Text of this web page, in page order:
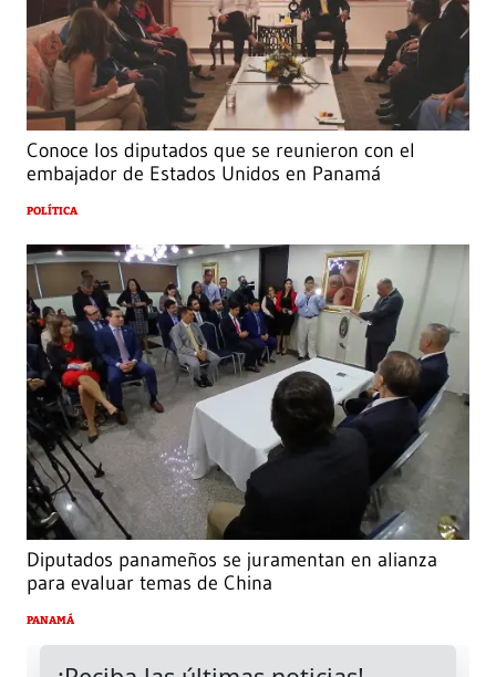
Conoce los diputados que se reunieron con el
embajador de Estados Unidos en Panamá
POLÍTICA
Diputados panameños se juramentan en alianza
para evaluar temas de China
PANAMÁ